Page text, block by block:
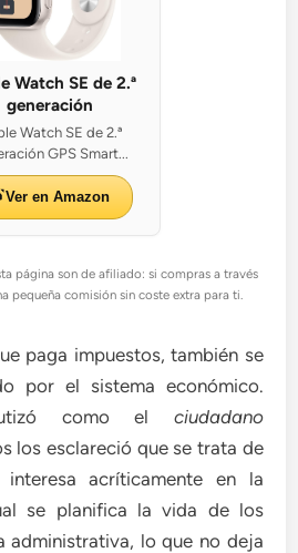
Watch SE de 2.ª
generación
Watch SE de 2.ª
GPS Smart...
Ver en Amazon
página son de afiliado: si compras a través
pequeña comisión sin coste extra para ti.
paga impuestos, también se
por el sistema económico.
como el ciudadano
los esclareció que se trata de
acríticamente en la
se planifica la vida de los
administrativa, lo que no deja